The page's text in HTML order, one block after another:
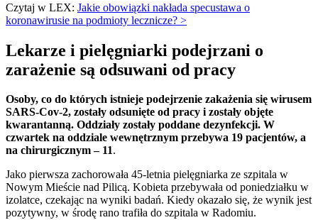
Czytaj w LEX: Jakie obowiązki nakłada specustawa o
koronawirusie na podmioty lecznicze? >
Lekarze i pielęgniarki podejrzani o
zarażenie są odsuwani od pracy
Osoby, co do których istnieje podejrzenie zakażenia się wirusem
SARS-Cov-2, zostały odsunięte od pracy i zostały objęte
kwarantanną. Oddziały zostały poddane dezynfekcji. W
czwartek na oddziale wewnętrznym przebywa 19 pacjentów, a
na chirurgicznym – 11.
Jako pierwsza zachorowała 45-letnia pielęgniarka ze szpitala w
Nowym Mieście nad Pilicą. Kobieta przebywała od poniedziałku w
izolatce, czekając na wyniki badań. Kiedy okazało się, że wynik jest
pozytywny, w środę rano trafiła do szpitala w Radomiu.